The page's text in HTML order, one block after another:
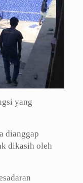
yang
dianggap
dikasih oleh